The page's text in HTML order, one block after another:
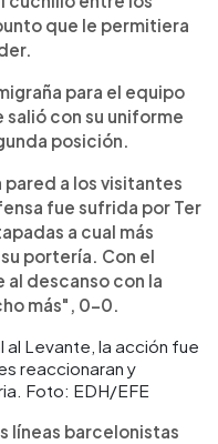
que le permitiera
para el equipo
con su uniforme
posición.
a los visitantes
fue sufrida por Ter
a cual más
portería. Con el
al descanso con la
más", 0-0.
Levante, la acción fue
reaccionaran y
Foto: EDH/EFE
líneas barcelonistas